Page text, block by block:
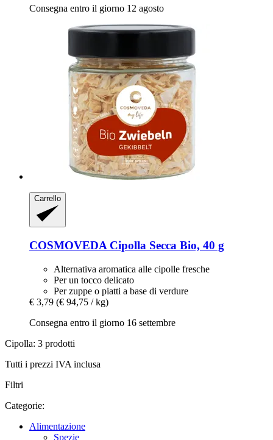
Consegna entro il giorno 12 agosto
Carrello
COSMOVEDA Cipolla Secca Bio, 40 g
Alternativa aromatica alle cipolle fresche
Per un tocco delicato
Per zuppe o piatti a base di verdure
€ 3,79 (€ 94,75 / kg)
Consegna entro il giorno 16 settembre
Cipolla: 3 prodotti
Tutti i prezzi IVA inclusa
Filtri
Categorie:
Alimentazione
Spezie